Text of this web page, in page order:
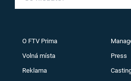
O FTV Prima
Volná místa Press
Reklama